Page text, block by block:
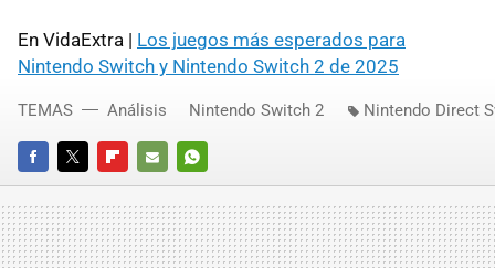
En VidaExtra | Los juegos más esperados para
Nintendo Switch y Nintendo Switch 2 de 2025
FACEBOOKTWITTERFLIPBOARD
E-
MAIL
WHATSAPP
TEMAS Análisis Nintendo Switch 2 Nintendo Direct